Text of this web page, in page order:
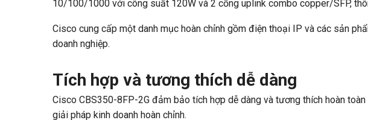
10/100/1000 với công suất 120W và 2 cổng uplink combo copper/SFP,
Cisco cung cấp một danh mục hoàn chỉnh gồm điện thoại IP và các sản
doanh nghiệp.
Tích hợp và tương thích dễ dàng
Cisco CBS350-8FP-2G đảm bảo tích hợp dễ dàng và tương thích hoàn
giải pháp kinh doanh hoàn chỉnh.